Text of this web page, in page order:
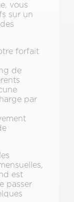
vous
sur un
forfait
de
par
est
passer